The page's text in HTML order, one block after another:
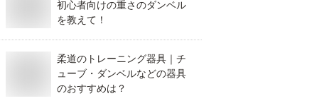
初心者向けの重さのダンベル
を教えて！
柔道のトレーニング器具｜チ
ューブ・ダンベルなどの器具
のおすすめは？